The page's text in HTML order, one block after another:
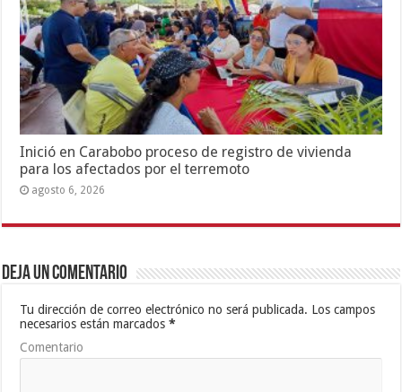
Inició en Carabobo proceso de registro de vivienda
para los afectados por el terremoto
agosto 6, 2026
Deja un comentario
Tu dirección de correo electrónico no será publicada. Los campos
necesarios están marcados*
Comentario